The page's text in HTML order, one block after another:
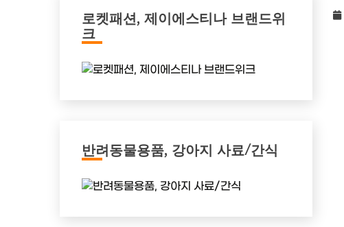
로켓패션, 제이에스티나 브랜드위
크
반려동물용품, 강아지 사료/간식